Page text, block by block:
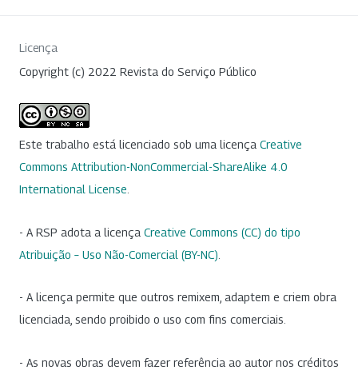
Licença
Copyright (c) 2022 Revista do Serviço Público
Este trabalho está licenciado sob uma licença Creative
Commons Attribution-NonCommercial-ShareAlike 4.0
International License
- A RSP adota a licença Creative Commons (CC) do tipo
Atribuição – Uso Não-Comercial (BY-NC)
- A licença permite que outros remixem, adaptem e criem obra
licenciada, sendo proibido o uso com fins comerciais.
- As novas obras devem fazer referência ao autor nos créditos